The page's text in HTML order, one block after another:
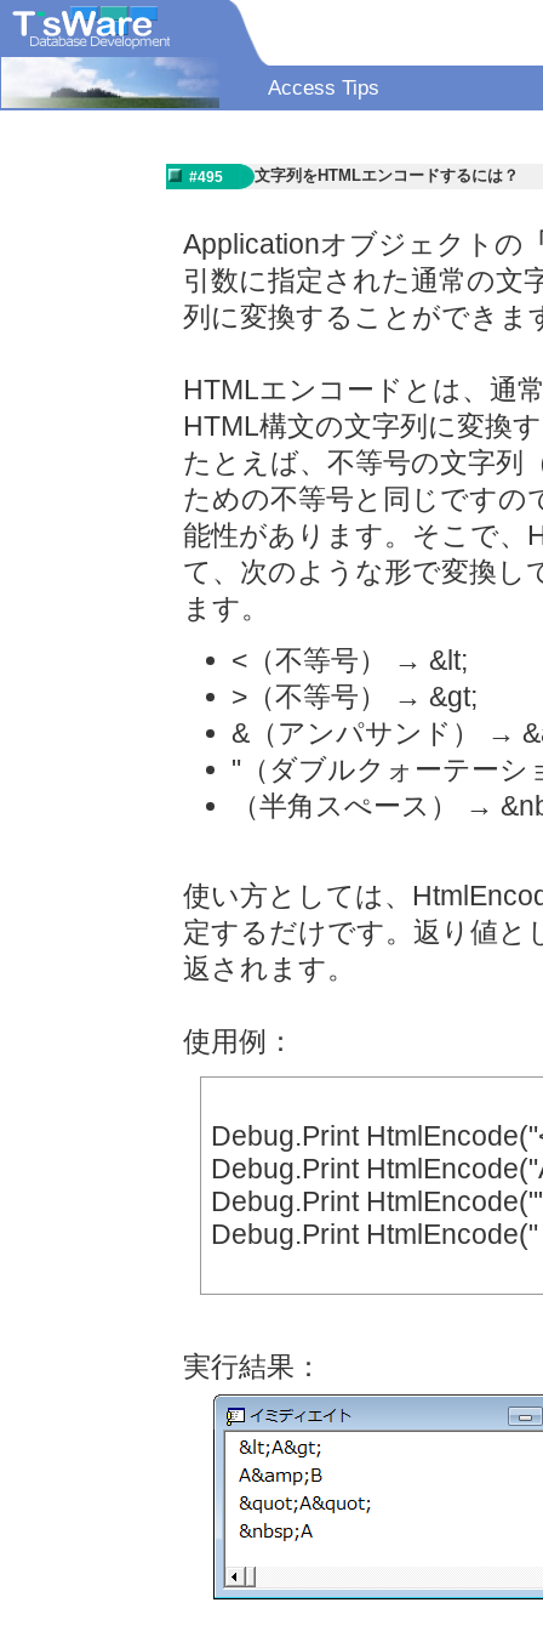
Access Tips
#495 文字列をHTMLエンコードするには？
Applicationオブジェクトの
引数に指定された通常の文
列に変換することができま
HTMLエンコードとは、通
HTML構文の文字列に変換
たとえば、不等号の文字列
ための不等号と同じですの
能性があります。そこで、
て、次のような形で変換し
ます。
<（不等号） → &lt;
>（不等号） → &gt;
&（アンパサンド） →
"（ダブルクォーテー
（半角スぺース） →
使い方としては、
定するだけです。返り値と
返されます。
使用例：
Debug.Print
Debug.Print
Debug.Print
Debug.Print
実行結果：